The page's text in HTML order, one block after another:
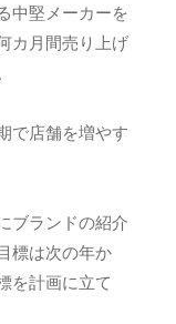
中堅メーカーを
カ月間売り上げ
で店舗を増やす
ブランドの紹介
標は次の年か
を計画に立て